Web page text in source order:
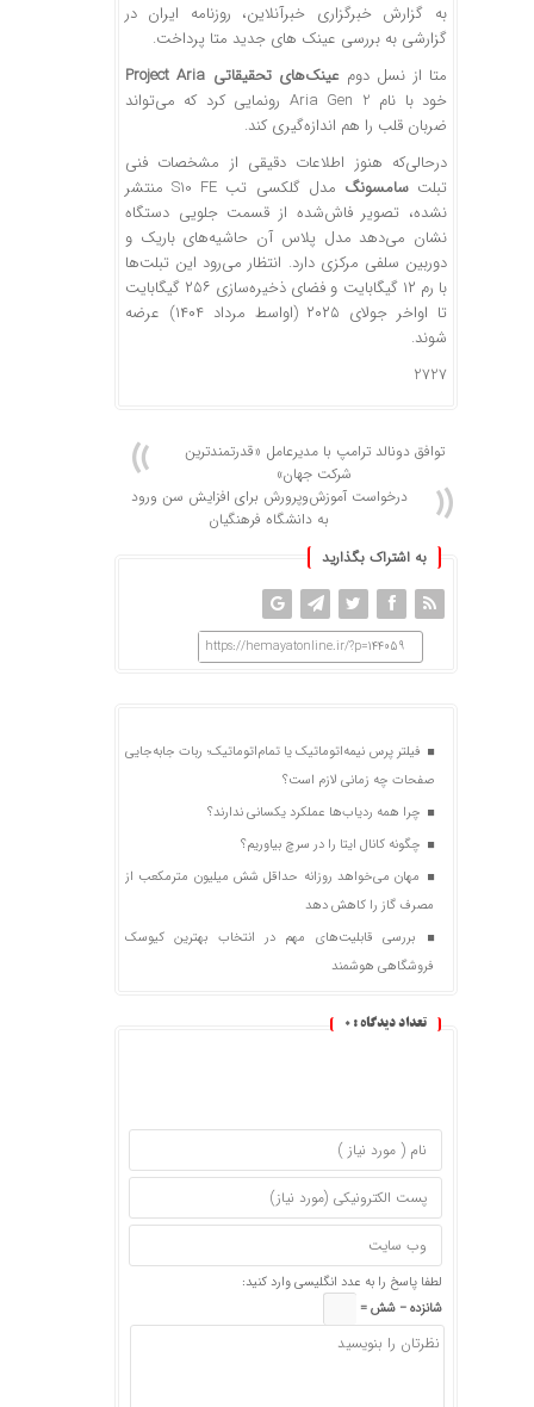
به گزارش خبرگزاری خبرآنلاین، روزنامه ایران در
گزارشی به بررسی عینک های جدید متا پرداخت.
متا از نسل دوم عینک‌های تحقیقاتی Project Aria
خود با نام Aria Gen 2 رونمایی کرد که می‌تواند
ضربان قلب را هم اندازه‌گیری کند.
درحالی‌که هنوز اطلاعات دقیقی از مشخصات فنی
تبلتسامسونگ
مدل گلکسی تب S10 FE منتشر
نشده، تصویر فاش‌شده از قسمت جلویی دستگاه
نشان می‌دهد مدل پلاس آن حاشیه‌های باریک و
دوربین سلفی مرکزی دارد. انتظار می‌رود این تبلت‌ها
با رم ۱۲ گیگابایت و فضای ذخیره‌سازی ۲۵۶ گیگابایت
تا اواخر جولای ۲۰۲۵ (اواسط مرداد ۱۴۰۴) عرضه
شوند.
2727
توافق دونالد ترامپ با مدیرعامل «قدرتمندترین
شرکت جهان»
درخواست آموزش‌وپرورش برای افزایش سن ورود
به دانشگاه فرهنگیان
به اشتراک بگذارید
https://hemayatonline.ir/?p=144059
فیلتر پرس نیمه‌اتوماتیک یا تمام‌اتوماتیک؛ ربات جابه‌جایی
صفحات چه زمانی لازم است؟
چرا همه ردیاب‌ها عملکرد یکسانی ندارند؟
چگونه کانال ایتا را در سرچ بیاوریم؟
مهان می‌خواهد روزانه حداقل شش میلیون مترمکعب از
مصرف گاز را کاهش دهد
بررسی قابلیت‌های مهم در انتخاب بهترین کیوسک
فروشگاهی هوشمند
تعداد دیدگاه : 0
لطفا پاسخ را به عدد انگلیسی وارد کنید:
شانزده − شش =